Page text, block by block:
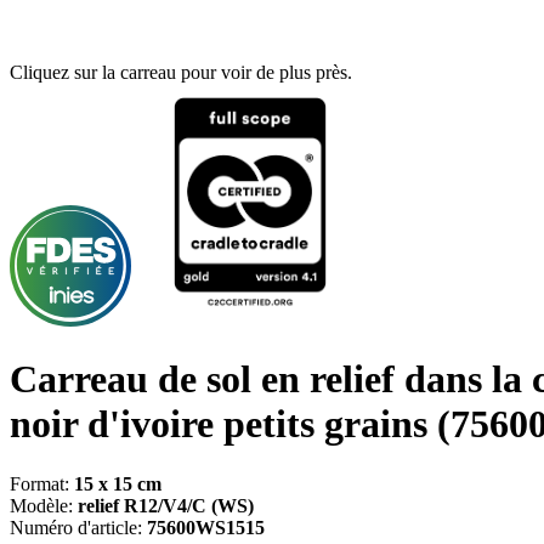
Cliquez sur la carreau pour voir de plus près.
Carreau de sol en relief dans la
noir d'ivoire petits grains
Format: 15 x 15 cm
Modèle: relief R12/V4/C (WS)
Numéro d'article: 75600WS1515